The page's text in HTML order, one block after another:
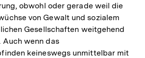
Auflösung
der
Fußnote
obwohl oder gerade weil die
von Gewalt und sozialem
Gesellschaften weitgehend
wenn das
keineswegs unmittelbar mit